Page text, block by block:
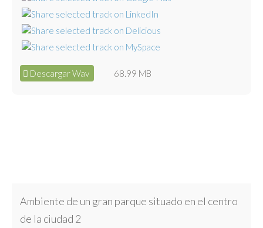
Descargar Wav 68.99 MB
Ambiente de un gran parque situado en el centro
de la ciudad 2